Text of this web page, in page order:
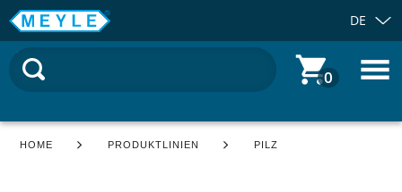
DE
0
HOME PRODUKTLINIEN PILZ